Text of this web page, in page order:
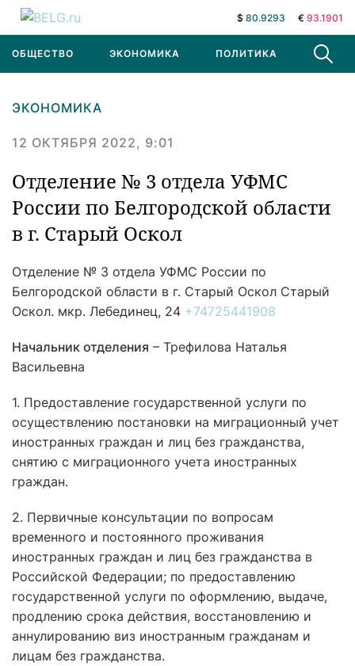
$ 80.9293 € 93.1901
ОБЩЕСТВО ЭКОНОМИКА ПОЛИТИКА В МИРЕ
ЭКОНОМИКА
12 ОКТЯБРЯ 2022, 9:01
Отделение № 3 отдела УФМС
России по Белгородской области
в г. Старый Оскол
Отделение № 3 отдела УФМС России по
Белгородской области в г. Старый Оскол Старый
Оскол. мкр. Лебединец, 24 +74725441908
Начальник отделения – Трефилова Наталья
Васильевна
1. Предоставление государственной услуги по
осуществлению постановки на миграционный учет
иностранных граждан и лиц без гражданства,
снятию с миграционного учета иностранных
граждан.
2. Первичные консультации по вопросам
временного и постоянного проживания
иностранных граждан и лиц без гражданства в
Российской Федерации; по предоставлению
государственной услуги по оформлению, выдаче,
продлению срока действия, восстановлению и
аннулированию виз иностранным гражданам и
лицам без гражданства.